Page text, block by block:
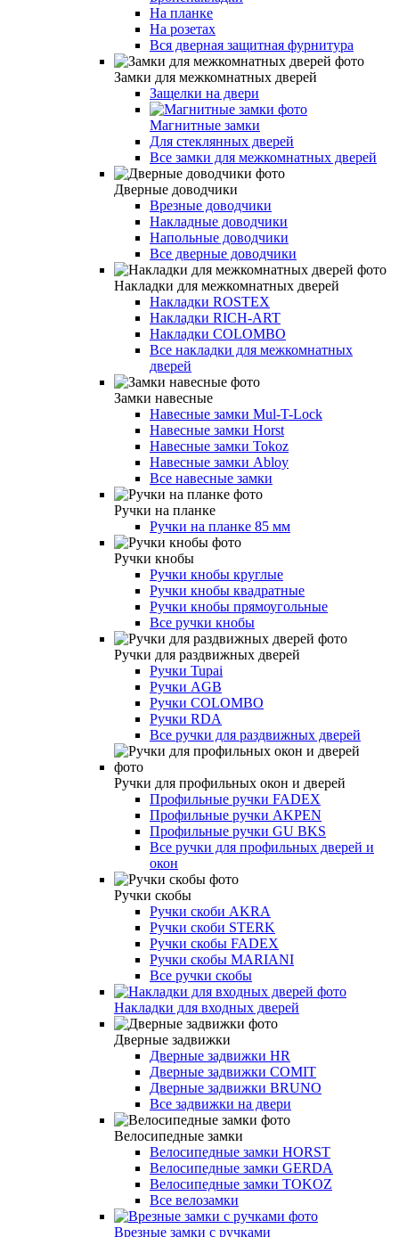
На планке
На розетах
Вся дверная защитная фурнитура
Замки для межкомнатных дверей
Защелки на двери
Магнитные замки
Для стеклянных дверей
Все замки для межкомнатных дверей
Дверные доводчики
Врезные доводчики
Накладные доводчики
Напольные доводчики
Все дверные доводчики
Накладки для межкомнатных дверей
Накладки ROSTEX
Накладки RICH-ART
Накладки COLOMBO
Все накладки для межкомнатных
дверей
Замки навесные
Навесные замки Mul-T-Lock
Навесные замки Horst
Навесные замки Tokoz
Навесные замки Abloy
Все навесные замки
Ручки на планке
Ручки на планке 85 мм
Ручки кнобы
Ручки кнобы круглые
Ручки кнобы квадратные
Ручки кнобы прямоугольные
Все ручки кнобы
Ручки для раздвижных дверей
Ручки Tupai
Ручки AGB
Ручки COLOMBO
Ручки RDA
Все ручки для раздвижных дверей
Ручки для профильных окон и дверей
Профильные ручки FADEX
Профильные ручки AKPEN
Профильные ручки GU BKS
Все ручки для профильных дверей и
окон
Ручки скобы
Ручки скоби AKRA
Ручки скоби STERK
Ручки скобы FADEX
Ручки скобы MARIANI
Все ручки скобы
Накладки для входных дверей
Дверные задвижки
Дверные задвижки HR
Дверные задвижки COMIT
Дверные задвижки BRUNO
Все задвижки на двери
Велосипедные замки
Велосипедные замки HORST
Велосипедные замки GERDA
Велосипедные замки TOKOZ
Все велозамки
Врезные замки с ручками